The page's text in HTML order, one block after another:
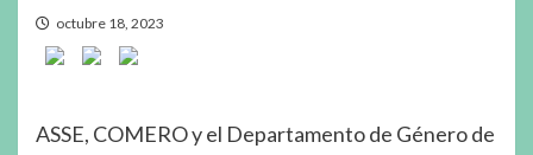
octubre 18, 2023
ASSE, COMERO y el Departamento de Género de